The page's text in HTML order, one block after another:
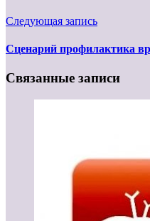
Следующая запись
Сценарий профилактика
Связанные записи